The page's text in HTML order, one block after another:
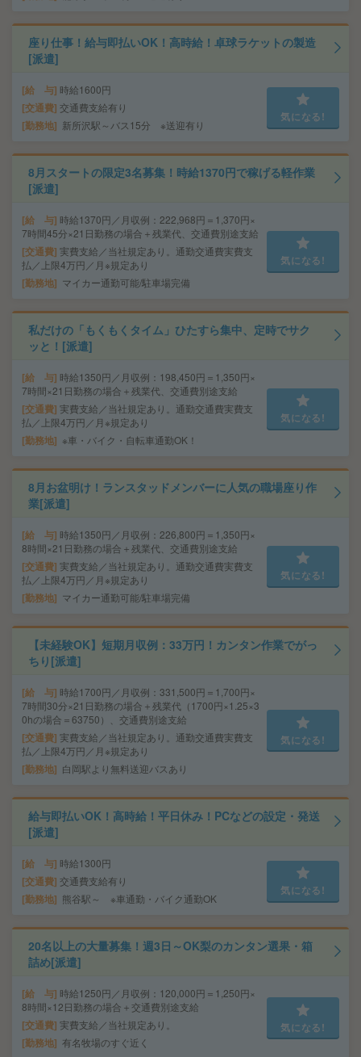
座り仕事！給与即払いOK！高時給！卓球ラケットの製造
[派遣]
給 与 時給1600円
交通費 交通費支給有り
勤務地 新所沢駅～バス15分 ※送迎有り
気になる!
8月スタートの限定3名募集！時給1370円で稼げる軽作業
[派遣]
給 与 時給1370円／月収例：222,968円＝1,370円×
7時間45分×21日勤務の場合＋残業代、交通費別途支給
交通費 実費支給／当社規定あり。通勤交通費実費支
払／上限4万円／月※規定あり
勤務地 マイカー通勤可能/駐車場完備
気になる!
私だけの「もくもくタイム」ひたすら集中、定時でサク
ッと！[派遣]
給 与 時給1350円／月収例：198,450円＝1,350円×
7時間×21日勤務の場合＋残業代、交通費別途支給
交通費 実費支給／当社規定あり。通勤交通費実費支
払／上限4万円／月※規定あり
勤務地 ※車・バイク・自転車通勤OK！
気になる!
8月お盆明け！ランスタッドメンバーに人気の職場座り作
業[派遣]
給 与 時給1350円／月収例：226,800円＝1,350円×
8時間×21日勤務の場合＋残業代、交通費別途支給
交通費 実費支給／当社規定あり。通勤交通費実費支
払／上限4万円／月※規定あり
勤務地 マイカー通勤可能/駐車場完備
気になる!
【未経験OK】短期月収例：33万円！カンタン作業でがっ
ちり[派遣]
給 与 時給1700円／月収例：331,500円＝1,700円×
7時間30分×21日勤務の場合＋残業代（1700円×1.25×3
0hの場合＝63750）、交通費別途支給
交通費 実費支給／当社規定あり。通勤交通費実費支
払／上限4万円／月※規定あり
勤務地 白岡駅より無料送迎バスあり
気になる!
給与即払いOK！高時給！平日休み！PCなどの設定・発送
[派遣]
給 与 時給1300円
交通費 交通費支給有り
勤務地 熊谷駅～ ※車通勤・バイク通勤OK
気になる!
20名以上の大量募集！週3日～OK梨のカンタン選果・箱
詰め[派遣]
給 与 時給1250円／月収例：120,000円＝1,250円×
8時間×12日勤務の場合＋交通費別途支給
交通費 実費支給／当社規定あり。
勤務地 有名牧場のすぐ近く
気になる!